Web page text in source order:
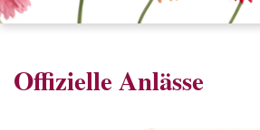
Offizielle Anlässe